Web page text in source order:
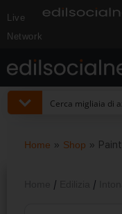
Live
Network
Home » Shop » Paint
/ /